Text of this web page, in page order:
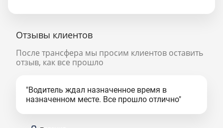
Отзывы клиентов
После трансфера мы просим клиентов оставить
отзыв, как все прошло
"Водитель ждал назначенное время в
назначенном месте. Все прошло отлично"